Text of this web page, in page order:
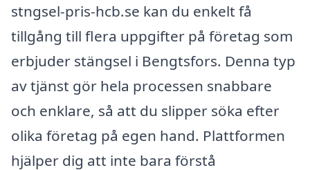
stngsel-pris-hcb.se kan du enkelt få
tillgång till flera uppgifter på företag som
erbjuder stängsel i Bengtsfors. Denna typ
av tjänst gör hela processen snabbare
och enklare, så att du slipper söka efter
olika företag på egen hand. Plattformen
hjälper dig att inte bara förstå